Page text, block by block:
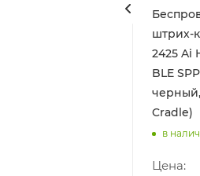
штрих-
2425 Ai
BLE
Cradle)
в
Цена: